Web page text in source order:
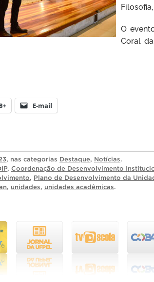
O
Coral
E-mail
, nas categorias Destaque, Notícias.
, Coordenação de Desenvolvimento
, Plano de Desenvolvimento da
, unidades, unidades acadêmicas.